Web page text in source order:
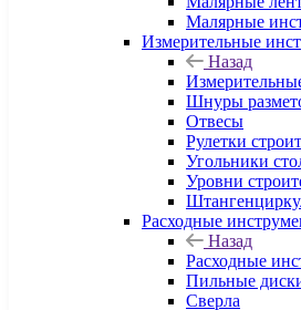
Малярные
Измерительные
Назад
Шнуры
Отвесы
Рулетки
Угольники
Уровни
Расходные
Назад
Расходные
Пильные
Сверла